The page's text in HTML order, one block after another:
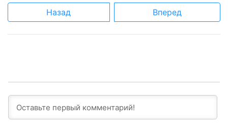
Назад Вперед